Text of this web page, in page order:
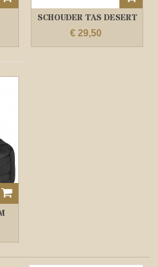
SCHOUDER TAS DESERT
CAMO
€ 29,50